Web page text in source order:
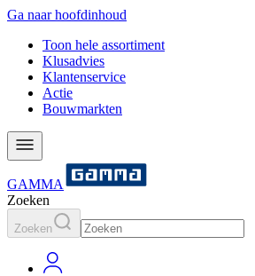
Ga naar hoofdinhoud
Toon hele assortiment
Klusadvies
Klantenservice
Actie
Bouwmarkten
GAMMA
Zoeken
Zoeken